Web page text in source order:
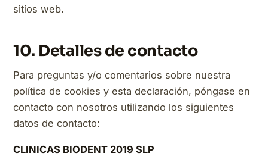
sitios web.
10. Detalles de contacto
Para preguntas y/o comentarios sobre nuestra
política de cookies y esta declaración, póngase en
contacto con nosotros utilizando los siguientes
datos de contacto:
CLINICAS BIODENT 2019 SLP